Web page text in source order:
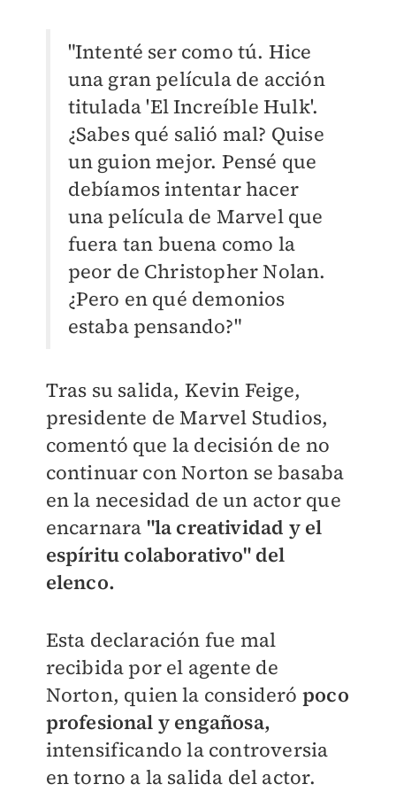
"Intenté ser como tú. Hice
una gran película de acción
titulada 'El Increíble Hulk'.
¿Sabes qué salió mal? Quise
un guion mejor. Pensé que
debíamos intentar hacer
una película de Marvel que
fuera tan buena como la
peor de Christopher Nolan.
¿Pero en qué demonios
estaba pensando?"
Tras su salida, Kevin Feige,
presidente de Marvel Studios,
comentó que la decisión de no
continuar con Norton se basaba
en la necesidad de un actor que
encarnara "la creatividad y el
espíritu colaborativo" del
elenco.
Esta declaración fue mal
recibida por el agente de
Norton, quien la consideró poco
profesional y engañosa,
intensificando la controversia
en torno a la salida del actor.